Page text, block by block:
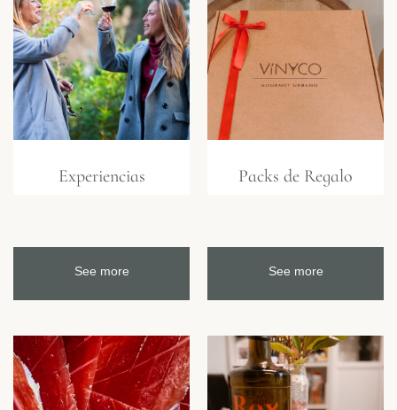
Experiencias
See more
Packs de Regalo
See more